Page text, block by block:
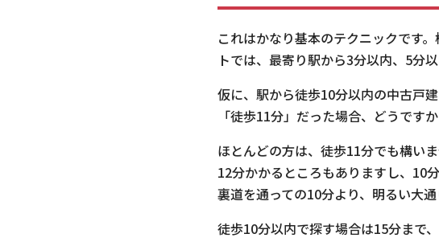
これはかなり基本のテクニックです
トでは、最寄り駅から3分以内、5分
仮に、駅から徒歩10分以内の中古戸
「徒歩11分」だった場合、どうですか
ほとんどの方は、徒歩11分でも構い
12分かかるところもありますし、10
裏道を通っての10分より、明るい大
徒歩10分以内で探す場合は15分まで